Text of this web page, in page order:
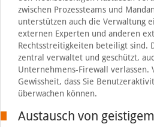
zwischen Prozessteams und
unterstützen auch die Verwaltung
externen Experten und anderen
Rechtsstreitigkeiten beteiligt sind.
zentral verwaltet und geschützt,
Unternehmens-Firewall verlassen.
Gewissheit, dass Sie
überwachen können.
Austausch von